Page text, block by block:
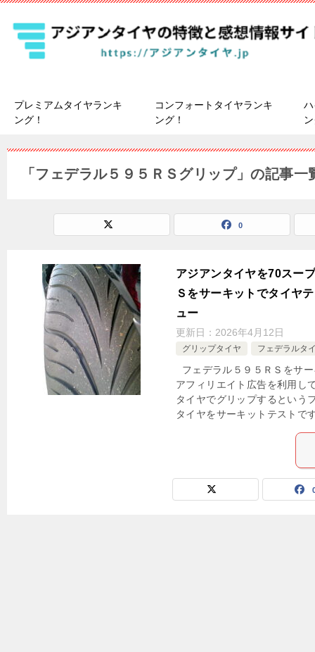
プレミアムタイヤランキ
ング！
コンフォートタイヤランキ
ング！
「フェデラル５９５ＲＳグリップ」の記事一
0
アジアンタイヤを70スー
Ｓをサーキットでタイヤ
ュー
更新日： 2026年4月12日
グリップタイヤ フェデラルタ
フェデラル５９５ＲＳをサ
アフィリエイト広告を利用し
タイヤでグリップするという
タイヤをサーキットテスト